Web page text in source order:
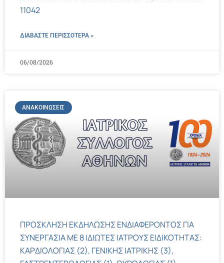
11042
ΔΙΑΒΑΣΤΕ ΠΕΡΙΣΣΌΤΕΡΑ »
06/08/2026
ΑΝΑΚΟΙΝΏΣΕΙΣ
ΠΡΟΣΚΛΗΣΗ ΕΚΔΗΛΩΣΗΣ ΕΝΔΙΑΦΕΡΟΝΤΟΣ ΓΙΑ
ΣΥΝΕΡΓΑΣΙΑ ΜΕ 8 ΙΔΙΩΤΕΣ ΙΑΤΡΟΥΣ ΕΙΔΙΚΟΤΗΤΑΣ:
ΚΑΡΔΙΟΛΟΓΙΑΣ (2), ΓΕΝΙΚΗΣ ΙΑΤΡΙΚΗΣ (3),